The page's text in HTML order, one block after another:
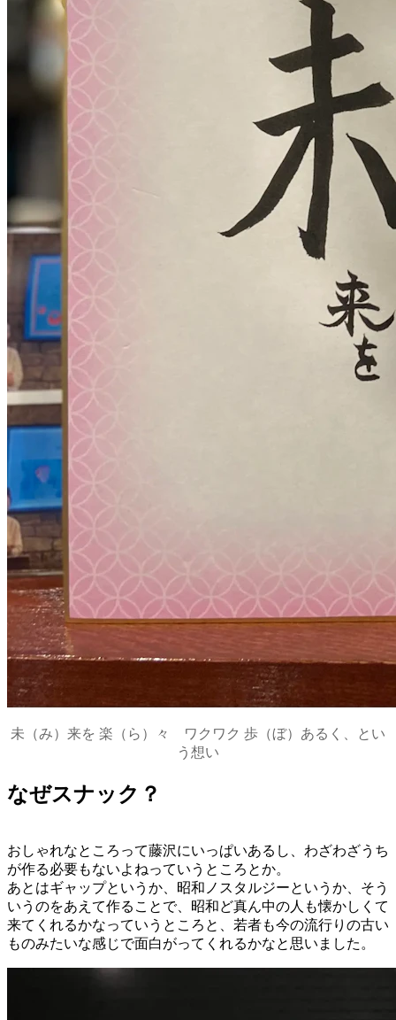
未（み）来を 楽（ら）々 ワクワク 歩（ぼ）あるく、とい
う想い
なぜスナック？
おしゃれなところって藤沢にいっぱいあるし、わざわざうち
が作る必要もないよねっていうところとか。
あとはギャップというか、昭和ノスタルジーというか、そう
いうのをあえて作ることで、昭和ど真ん中の人も懐かしくて
来てくれるかなっていうところと、若者も今の流行りの古い
ものみたいな感じで面白がってくれるかなと思いました。